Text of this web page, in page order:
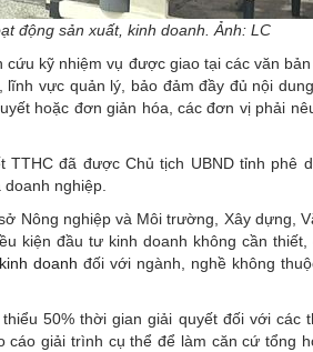
động sản xuất, kinh doanh. Ảnh: LC
kỹ nhiệm vụ được giao tại các văn
vực quản lý, bảo đảm đầy đủ nội
hoặc đơn giản hóa, các đơn vị phải
đã được Chủ tịch UBND tỉnh phê
nghiệp.
Nông nghiệp và Môi trường, Xây dựng,
kiện đầu tư kinh doanh không cần thiết,
doanh đối với ngành, nghề không
50% thời gian giải quyết đối với các
giải trình cụ thể để làm căn cứ tổng